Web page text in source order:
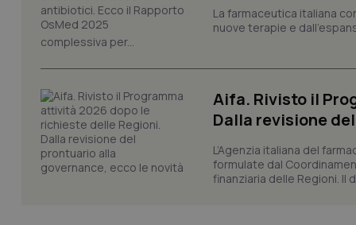
La farmaceutica italiana
nuove terapie e
complessiva per...
Aifa. Rivisto il
Dalla revisione
L’Agenzia italiana del
formulate dal
finanziaria delle Regioni. Il
tracking-sites-
tracking-enable
tracking-sites-
session-id